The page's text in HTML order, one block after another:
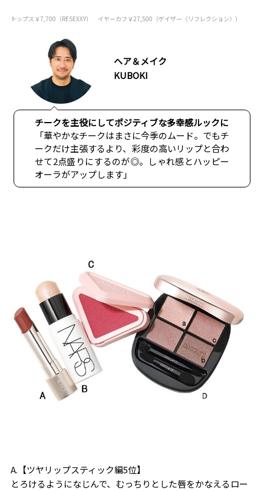
トップス￥7,700（RESEXXY） イヤーカフ￥27,500（ゲイザー〈リフレクション〉）
ヘア＆メイク
KUBOKI
チークを主役にしてポジティブな多幸感ルックに
「華やかなチークはまさに今季のムード。でもチ
ークだけ主張するより、彩度の高いリップと合わ
せて2点盛りにするのが◎。しゃれ感とハッピー
オーラがアップします」
A.【ツヤリップスティック編5位】
とろけるようになじんで、むっちりとした唇をかなえるロー